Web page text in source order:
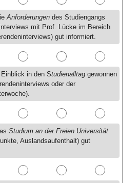
Anforderungen des Studiengangs
mit Prof. Lücke im Bereich
gut informiert.
Einblick in den Studienalltag gewonnen
oder der
Studium an der Freien Universität
Auslandsaufenthalt) gut